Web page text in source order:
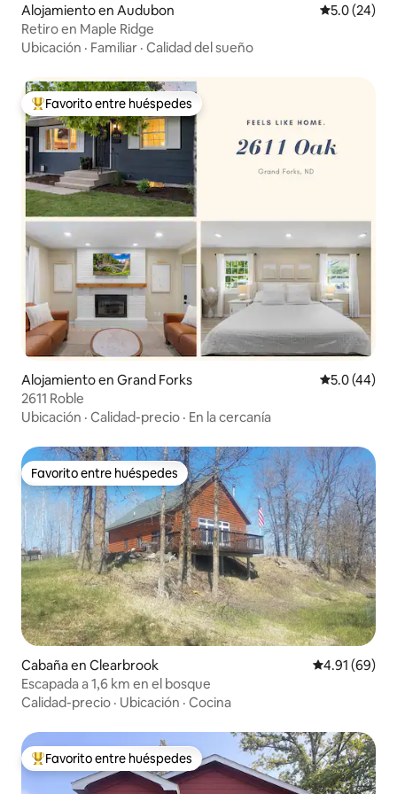
Alojamiento en Audubon Calificación
5.0 (24)
Retiro en Maple Ridge
Ubicación · Familiar · Calidad del sueño
Favorito entre huéspedes preferido
Favorito entre huéspedes
Alojamiento en Grand Forks Calificación
5.0 (44)
2611 Roble
Ubicación · Calidad-precio · En la cercanía
Favorito entre huéspedes
Favorito entre huéspedes
Cabaña en Clearbrook Calificación
4.91 (69)
Escapada a 1,6 km en el bosque
Calidad-precio · Ubicación · Cocina
Favorito entre huéspedes preferido
Favorito entre huéspedes